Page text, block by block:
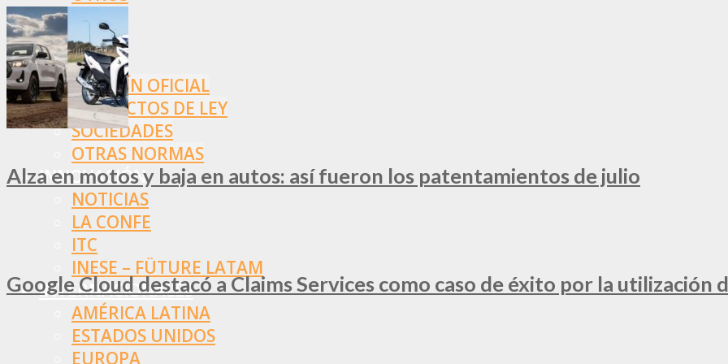
NORMAS
SSN
SRT
BOLETÍN OFICIAL
PROYECTOS DE LEY
SOCIEDADES
OTRAS NORMAS
INNOVACIÓN
NOTICIAS
LA CONFE
ITC
INESE – FÜTURE LATAM
INTERNACIONALES
AMÉRICA LATINA
ESTADOS UNIDOS
EUROPA
Alza en motos y baja en autos: así fueron los patentamientos de julio
Google Cloud destacó a Claims Services como caso de éxito por la utilización